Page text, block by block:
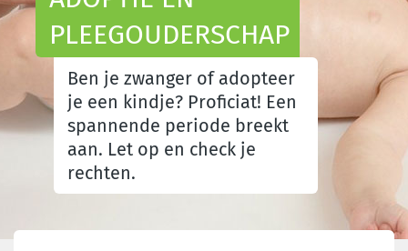
PLEEGOUDERSCHAP
Ben je zwanger of adopteer
je een kindje? Proficiat! Een
spannende periode breekt
aan. Let op en check je
rechten.